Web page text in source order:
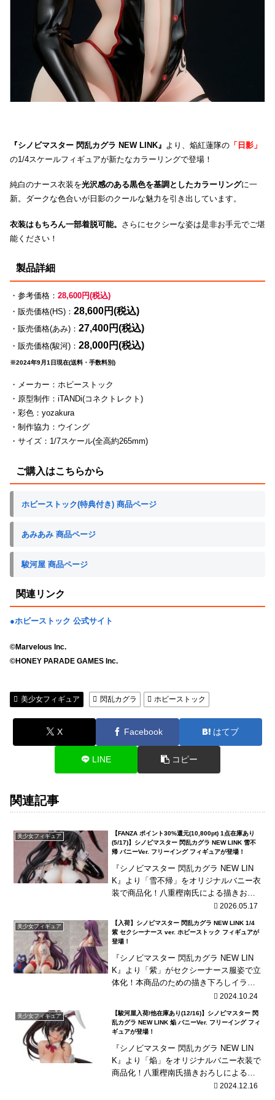
『シノビマスター 閃乱カグラ NEW LINK』 より、焔紅蓮隊の 「日影」
の1/4スケールフィギュアが新たなカラーリングで登場！
純白のナース衣装を光沢感のある黒色を基調としたカラーリングに一
新。ダークな色合いが日影のクールな魅力を引き出しています。
衣装はもちろん一部着脱可能。 さらにセクシーな姿は是非お手元でご堪
能ください！
製品詳細
・参考価格： 28,600円(税込)
・販売価格(HS)： 28,600円(税込)
・販売価格(あみ)： 27,400円(税込)
・販売価格(駿河)： 28,000円(税込)
※2024年9月1日現在(送料・手数料別)
・メーカー：ホビーストック
・原型制作：iTANDi(コネクトレクト)
・彩色：yozakura
・制作協力：ウイング
・サイズ：1/7スケール(全高約265mm)
ご購入はこちらから
ホビーストック(特典付き) 商品ページ
あみあみ 商品ページ
駿河屋 商品ページ
関連リンク
●ホビーストック 公式サイト
©Marvelous Inc.
©HONEY PARADE GAMES Inc.
美少女フィギュア 閃乱カグラ ホビーストック
X Facebook はてブ
LINE コピー
関連記事
美少女フィギュア
【FANZA ポイント30%還元(10,800pt) 1点在庫あり
(5/17)】シノビマスター 閃乱カグラ NEW LINK 雪不
帰 バニーVer. フリーイング フィギュアが登場！
『シノビマスター 閃乱カグラ NEW LIN
K』より「雪不帰」をオリジナルバニー衣
装で商品化！八重樫南氏による描きおろ
しコスチュームデザインを再現！2026.05.17
美少女フィギュア
【入荷】シノビマスター 閃乱カグラ NEW LINK 1/4
紫 セクシーナース ver. ホビーストック フィギュアが
登場！
『シノビマスター 閃乱カグラ NEW LIN
K』より「紫」がセクシーナース服姿で立
体化！本商品のための描き下ろしイラス
トを元に立体化！衣装は一部着脱可能！
2024.10.24
美少女フィギュア
【駿河屋入荷/他在庫あり(12/16)】シノビマスター 閃
乱カグラ NEW LINK 焔 バニーVer. フリーイング フィ
ギュアが登場！
『シノビマスター 閃乱カグラ NEW LIN
K』より「焔」をオリジナルバニー衣装で
商品化！八重樫南氏描きおろしによるコ
スチュームデザインを立体化！2024.12.16